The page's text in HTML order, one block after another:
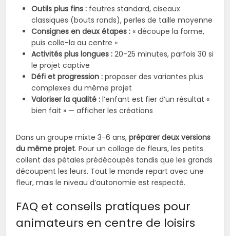
Outils plus fins : feutres standard, ciseaux
classiques (bouts ronds), perles de taille moyenne
Consignes en deux étapes : « découpe la forme,
puis colle-la au centre »
Activités plus longues : 20-25 minutes, parfois 30 si
le projet captive
Défi et progression : proposer des variantes plus
complexes du même projet
Valoriser la qualité : l’enfant est fier d’un résultat «
bien fait » — afficher les créations
Dans un groupe mixte 3-6 ans,préparer deux versions
du même projet. Pour un collage de fleurs, les petits
collent des pétales prédécoupés tandis que les grands
découpent les leurs. Tout le monde repart avec une
fleur, mais le niveau d’autonomie est respecté.
FAQ et conseils pratiques pour
animateurs en centre de loisirs